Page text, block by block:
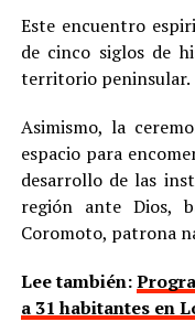
Este encuentro
de cinco siglos de
territorio peninsular.
Asimismo, la
espacio para
desarrollo de las
región ante Dios,
Coromoto, patrona
Lee también:
a 31 habitantes en